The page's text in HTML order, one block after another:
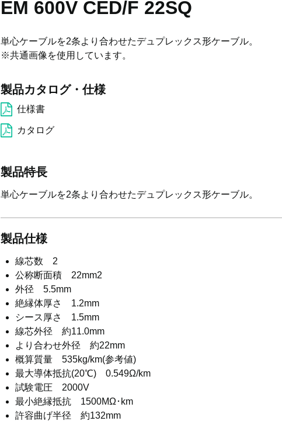
EM 600V CED/F 22SQ
単心ケーブルを2条より合わせたデュプレックス形ケーブル。
※共通画像を使用しています。
製品カタログ・仕様
仕様書
カタログ
製品特長
単心ケーブルを2条より合わせたデュプレックス形ケーブル。
製品仕様
線芯数 2
公称断面積 22mm2
外径 5.5mm
絶縁体厚さ 1.2mm
シース厚さ 1.5mm
線芯外径 約11.0mm
より合わせ外径 約22mm
概算質量 535kg/km(参考値)
最大導体抵抗(20℃) 0.549Ω/km
試験電圧 2000V
最小絶縁抵抗 1500MΩ･km
許容曲げ半径 約132mm